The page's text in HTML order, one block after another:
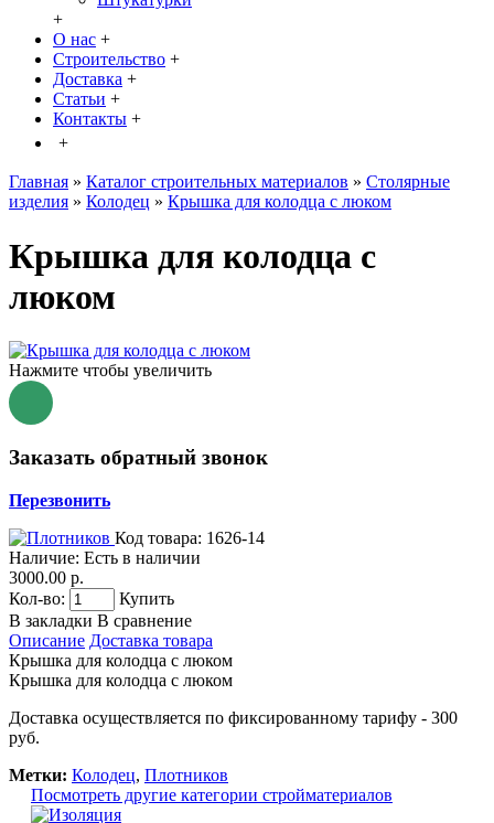
+
О нас +
Строительство +
Доставка +
Статьи +
Контакты +
+
Главная » Каталог строительных материалов » Столярные
изделия » Колодец » Крышка для колодца с люком
Крышка для колодца с
люком
Нажмите чтобы увеличить
Заказать обратный звонок
Перезвонить
Код товара: 1626-14
Наличие: Есть в наличии
3000.00 р.
Кол-во:
Купить
В закладки В сравнение
Описание Доставка товара
Крышка для колодца с люком
Крышка для колодца с люком
Доставка осуществляется по фиксированному тарифу - 300
руб.
Метки: Колодец, Плотников
Посмотреть другие категории стройматериалов